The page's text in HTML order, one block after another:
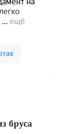
бруса